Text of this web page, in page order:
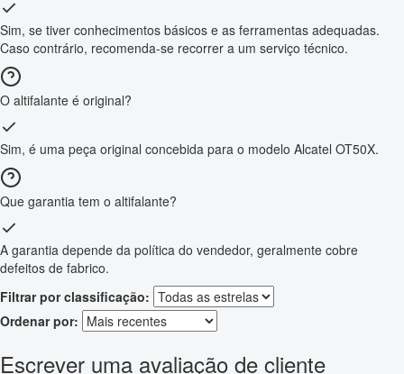
Sim, se tiver conhecimentos básicos e as ferramentas adequadas.
Caso contrário, recomenda-se recorrer a um serviço técnico.
O altifalante é original?
Sim, é uma peça original concebida para o modelo Alcatel OT50X.
Que garantia tem o altifalante?
A garantia depende da política do vendedor, geralmente cobre
defeitos de fabrico.
Filtrar por classificação:
Ordenar por:
Escrever uma avaliação de cliente